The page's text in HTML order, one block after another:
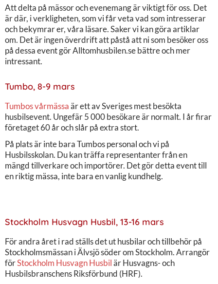
Att delta på mässor och evenemang är viktigt för oss. Det
är där, i verkligheten, som vi får veta vad som intresserar
och bekymrar er, våra läsare. Saker vi kan göra artiklar
om. Det är ingen överdrift att påstå att ni som besöker oss
på dessa event gör Alltomhusbilen.se bättre och mer
intressant.
Tumbo, 8-9 mars
Tumbos vårmässaär ett av Sveriges mest besökta
husbilsevent. Ungefär 5 000 besökare är normalt. I år firar
företaget 60 år och slår på extra stort.
På plats är inte bara Tumbos personal och vi på
Husbilsskolan. Du kan träffa representanter från en
mängd tillverkare och importörer. Det gör detta event till
en riktig mässa, inte bara en vanlig kundhelg.
Stockholm Husvagn Husbil, 13-16 mars
För andra året i rad ställs det ut husbilar och tillbehör på
Stockholmsmässan i Älvsjö söder om Stockholm. Arrangör
förStockholm Husvagn Husbilär Husvagns- och
Husbilsbranschens Riksförbund (HRF).